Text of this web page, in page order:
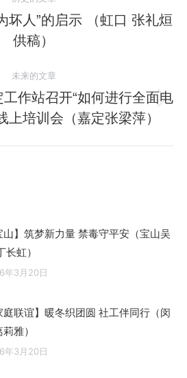
历
史
章：
坏人”的启示 （虹口 张礼烜
供稿）
未来的文章
未
来
的
工作站召开“如何进行全面电
上培训会（嘉定张梁萍）
山】筑梦新力量 禁毒守平安（宝山吴
长虹）
年3月20日
庭联谊】暖冬织团圆 社工伴同行（闵
雅）
年3月20日